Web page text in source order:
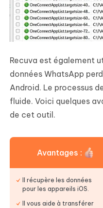
Recuva est également
données WhatsApp
Android. Le processus
fluide. Voici quelques
de cet outil.
Avantages :
Il récupère les données
pour les appareils iOS.
Il vous aide à transférer